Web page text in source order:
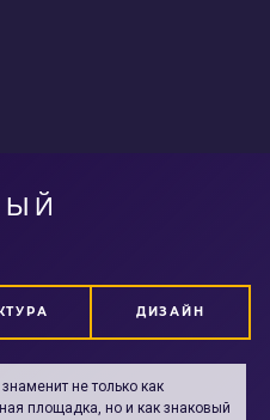
ДИЗАЙН
не только как
площадка, но и как знаковый